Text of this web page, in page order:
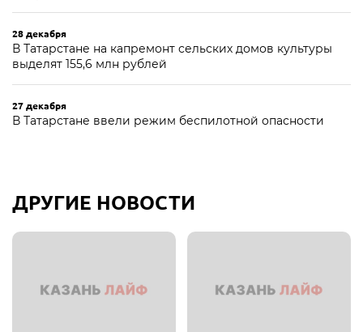
28 декабря
В Татарстане на капремонт сельских домов культуры
выделят 155,6 млн рублей
27 декабря
В Татарстане ввели режим беспилотной опасности
ДРУГИЕ НОВОСТИ